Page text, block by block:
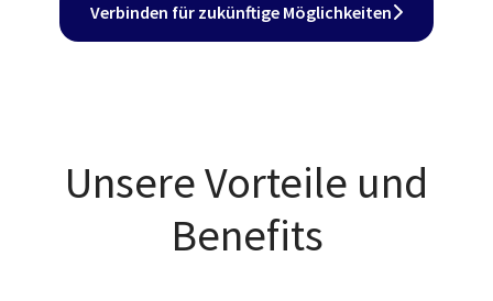
Verbinden für zukünftige Möglichkeiten
Unsere Vorteile und
Benefits